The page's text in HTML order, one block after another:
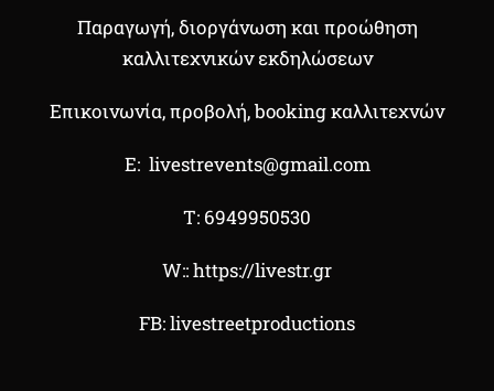
Παραγωγή, διοργάνωση και προώθηση
καλλιτεχνικών εκδηλώσεων
Επικοινωνία, προβολή,bookingκαλλιτεχνών
Ε: livestrevents@gmail.com
T: 6949950530
W::https://livestr.gr
FB:livestreetproductions